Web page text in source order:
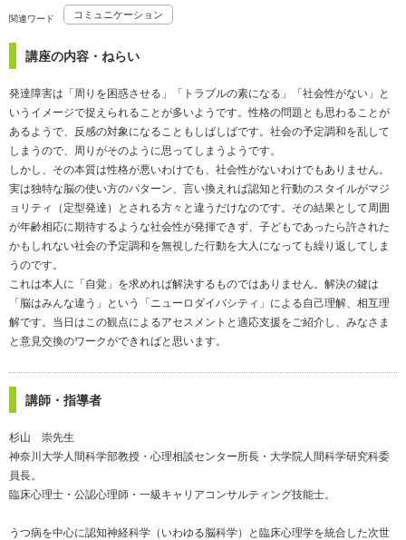
関連ワード コミュニケーション
講座の内容・ねらい
発達障害は「周りを困惑させる」「トラブルの素になる」「社会性がない」と
いうイメージで捉えられることが多いようです。性格の問題とも思わることが
あるようで、反感の対象になることもしばしばです。社会の予定調和を乱して
しまうので、周りがそのように思ってしまうようです。
しかし、その本質は性格が悪いわけでも、社会性がないわけでもありません。
実は独特な脳の使い方のパターン、言い換えれば認知と行動のスタイルがマジ
ョリティ（定型発達）とされる方々と違うだけなのです。その結果として周囲
が年齢相応に期待するような社会性が発揮できず、子どもであったら許された
かもしれない社会の予定調和を無視した行動を大人になっても繰り返してしま
うのです。
これは本人に「自覚」を求めれば解決するものではありません。解決の鍵は
「脳はみんな違う」という「ニューロダイバシティ」による自己理解、相互理
解です。当日はこの観点によるアセスメントと適応支援をご紹介し、みなさま
と意見交換のワークができればと思います。
講師・指導者
杉山 崇先生
神奈川大学人間科学部教授・心理相談センター所長・大学院人間科学研究科委
員長。
臨床心理士・公認心理師・一級キャリアコンサルティング技能士。
うつ病を中心に認知神経科学（いわゆる脳科学）と臨床心理学を統合した次世